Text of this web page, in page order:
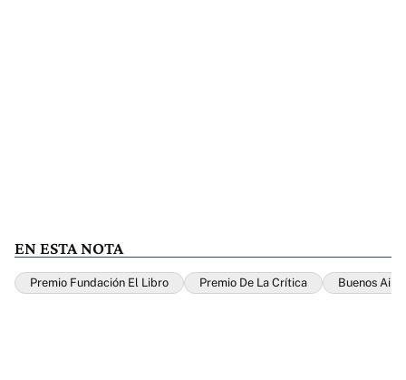
EN ESTA NOTA
Premio Fundación El Libro Premio De La Crítica Buenos Aires